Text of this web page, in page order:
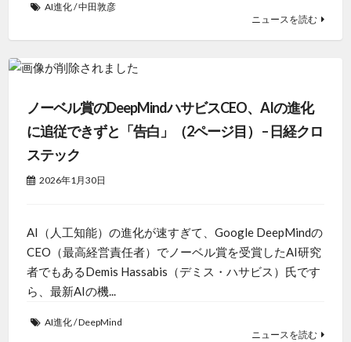
AI進化/中田敦彦
ニュースを読む
ノーベル賞のDeepMindハサビスCEO、AIの進化
に追従できずと「告白」（2ページ目） – 日経クロ
ステック
2026年1月30日
AI（人工知能）の進化が速すぎて、Google DeepMindの
CEO（最高経営責任者）でノーベル賞を受賞したAI研究
者でもあるDemis Hassabis（デミス・ハサビス）氏です
ら、最新AIの機...
AI進化/DeepMind
ニュースを読む